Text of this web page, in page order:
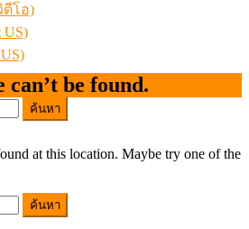
ดีโอ)
US)
can’t be found.
at this location. Maybe try one of the